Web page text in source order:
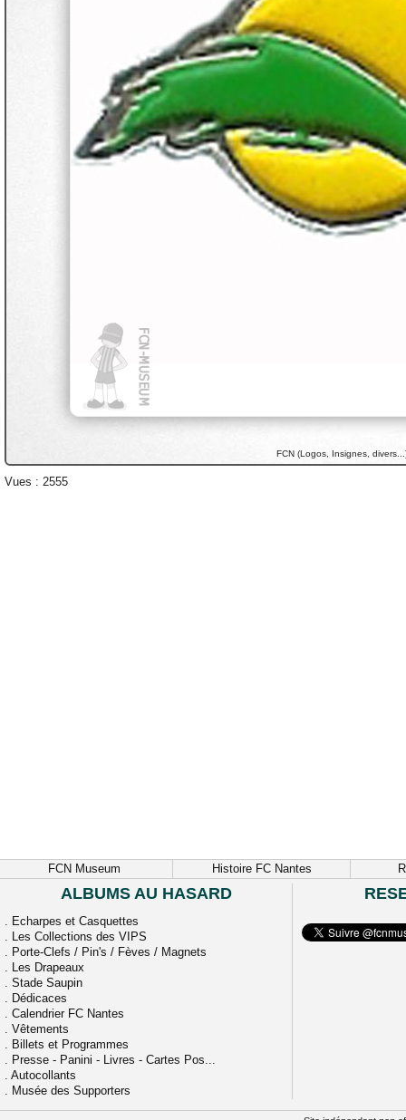
FCN (Logos, Insignes,
Vues : 2555
FCN Museum Histoire FC Nantes
ALBUMS AU HASARD
. Echarpes et Casquettes
. Les Collections des VIPS
. Porte-Clefs / Pin's / Fèves / Magnets
. Les Drapeaux
. Stade Saupin
. Dédicaces
. Calendrier FC Nantes
. Vêtements
. Billets et Programmes
. Presse - Panini - Livres - Cartes Pos...
. Autocollants
. Musée des Supporters